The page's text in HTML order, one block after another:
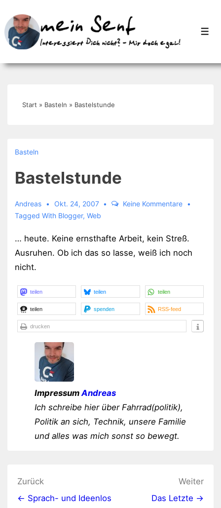
Zum
Inhalt
Start » Basteln » Bastelstunde
Basteln
Bastelstunde
Andreas Okt. 24, 2007
Keine Kommentare
Tagged With Blogger, Web
… heute. Keine ernsthafte Arbeit, kein Streß.
Ausruhen. Ob ich das so lasse, weiß ich noch
nicht.
teilen teilen teilen
teilen spenden RSS-feed
drucken
Impressum Andreas
Ich schreibe hier über Fahrrad(politik),
Politik an sich, Technik, unsere Familie
und alles was mich sonst so bewegt.
Beitragsnavigation
Zurück
← Sprach- und Ideenlos
Weiter
Das Letzte →